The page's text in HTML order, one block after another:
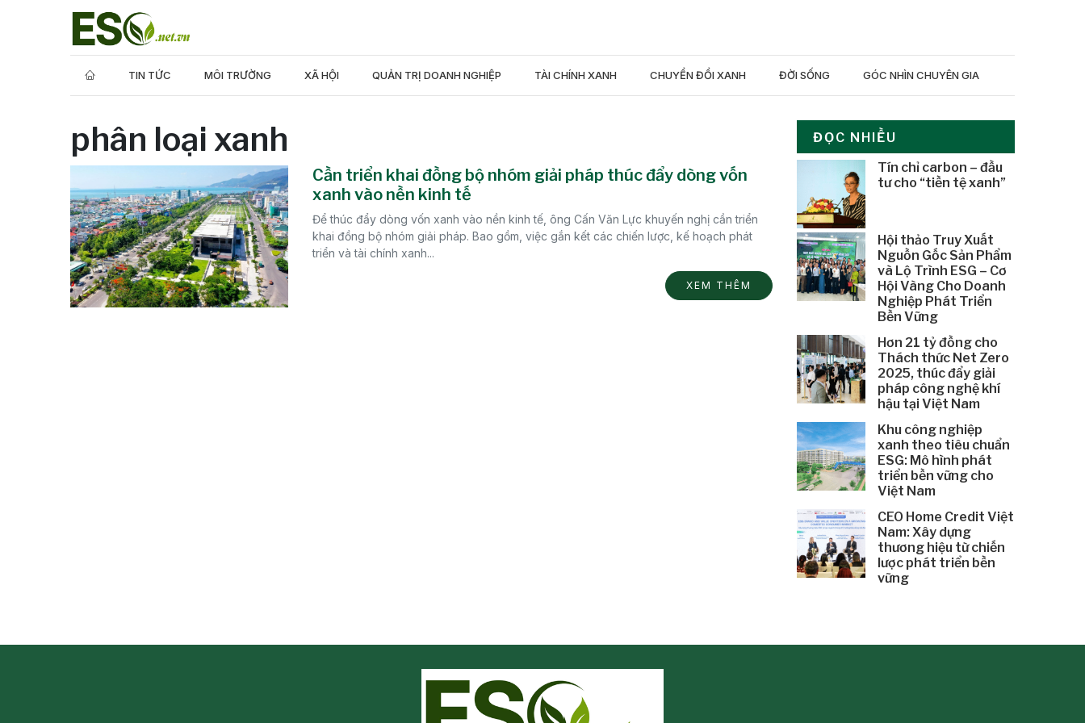
TIN TỨC MÔI TRƯỜNG XÃ HỘI QUẢN TRỊ DOANH NGHIỆP TÀI CHÍNH XANH CHUYỂN ĐỔI XANH ĐỜI SỐNG GÓC NHÌN CHUYÊN GIA
phân loại xanh
Cần triển khai đồng bộ nhóm giải pháp thúc đẩy dòng vốn
xanh vào nền kinh tế
Để thúc đẩy dòng vốn xanh vào nền kinh tế, ông Cấn Văn Lực khuyến nghị cần triển
khai đồng bộ nhóm giải pháp. Bao gồm, việc gắn kết các chiến lược, kế hoạch phát
triển và tài chính xanh...
XEM THÊM
ĐỌC NHIỀU
Tín chỉ carbon – đầu
tư cho “tiền tệ xanh”
Hội thảo Truy Xuất
Nguồn Gốc Sản Phẩm
và Lộ Trình ESG – Cơ
Hội Vàng Cho Doanh
Nghiệp Phát Triển
Bền Vững
Hơn 21 tỷ đồng cho
Thách thức Net Zero
2025, thúc đẩy giải
pháp công nghệ khí
hậu tại Việt Nam
Khu công nghiệp
xanh theo tiêu chuẩn
ESG: Mô hình phát
triển bền vững cho
Việt Nam
CEO Home Credit Việt
Nam: Xây dựng
thương hiệu từ chiến
lược phát triển bền
vững